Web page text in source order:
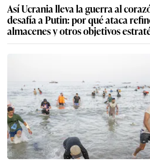
Así Ucrania lleva la guerra al
desafía a Putin: por qué ataca
almacenes y otros objetivos